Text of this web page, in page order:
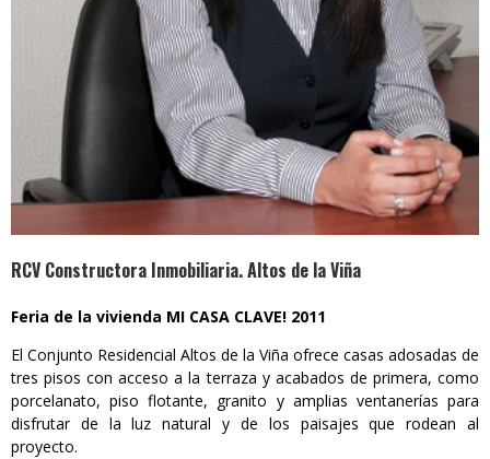
RCV Constructora Inmobiliaria. Altos de la Viña
Feria de la vivienda MI CASA CLAVE! 2011
El Conjunto Residencial Altos de la Viña ofrece casas adosadas de
tres pisos con acceso a la terraza y acabados de primera, como
porcelanato, piso flotante, granito y amplias ventanerías para
disfrutar de la luz natural y de los paisajes que rodean al
proyecto.